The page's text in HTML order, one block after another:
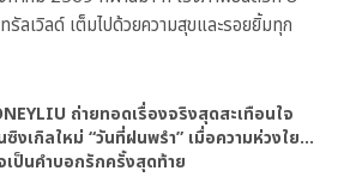
รัลเวิลด์ เต็มไปด้วยความสุขและรอยยิ้มทุก
ถ่ายทอดเรื่องจริงสุดสะเทือนใจ
ซิงเกิลใหม่ “วันที่ฝนพรำ” เมื่อความห่วงใย…
เป็นคำบอกรักครั้งสุดท้าย